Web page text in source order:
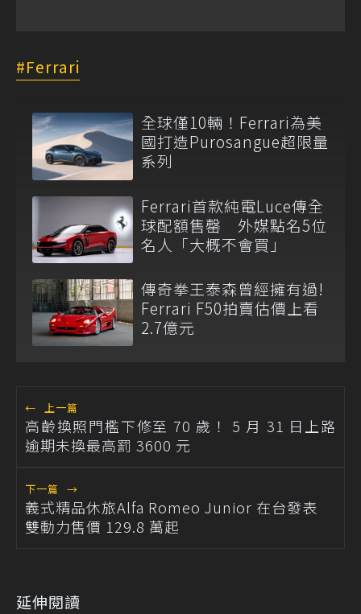
Ferrari
全球僅10輛！Ferrari為美
國打造Purosangue超限量
系列
Ferrari首款純電Luce傳全
球配額售罄 外媒點名5位
名人「大概不會買」
傳奇拳王泰森曾經擁有過!
Ferrari F50拍賣估價上看
2.7億元
← 上一篇
高齡換照門檻下修至 70 歲！ 5 月 31 日上路
逾期未換最高罰 3600 元
下一篇 →
義式精品休旅Alfa Romeo Junior 在台發表
雙動力售價 129.8 萬起
延伸閱讀